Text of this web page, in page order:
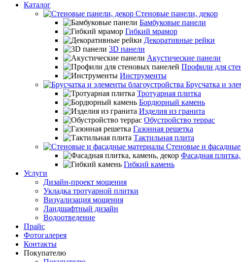
Каталог
Стеновые панели, декор
Бамбуковые панели
Гибкий мрамор
Декоративные рейки
3D панели
Акустические панели
Профили для
Инструменты
Брусчатка и
Тротуарная плитка
Бордюрный камень
Изделия из гранита
Обустройство террас
Газонная решетка
Тактильная плита
Стеновые и
Фасадная
Гибкий камень
Услуги
Дизайн-проект мощения
Укладка тротуарной плитки
Визуализация мощения
Ландшафтный дизайн
Водоотведение
Прайс
Фотогалерея
Контакты
Покупателю